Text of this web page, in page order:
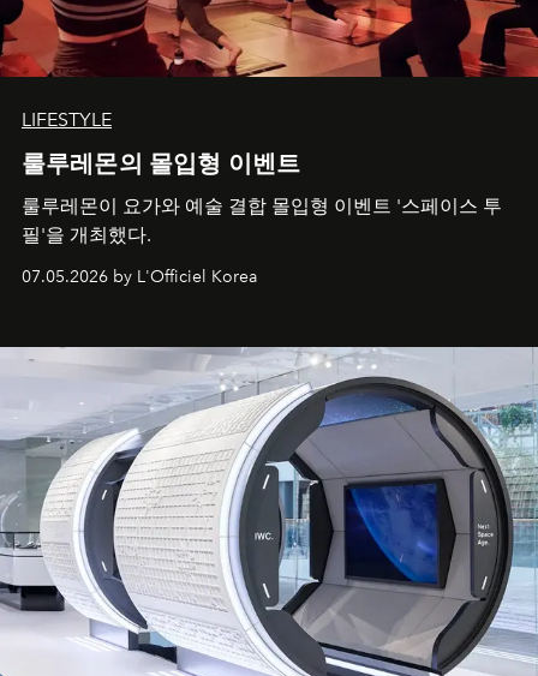
LIFESTYLE
룰루레몬의 몰입형 이벤트
룰루레몬이 요가와 예술 결합 몰입형 이벤트 '스페이스 투
필'을 개최했다.
07.05.2026 by L'Officiel Korea